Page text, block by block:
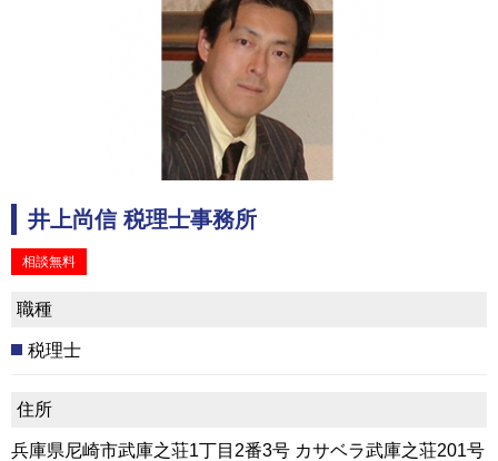
井上尚信 税理士事務所
相談無料
職種
税理士
住所
兵庫県尼崎市武庫之荘1丁目2番3号 カサベラ武庫之荘201号